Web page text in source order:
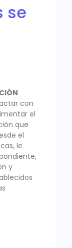
se
con
el
que
el
le
y